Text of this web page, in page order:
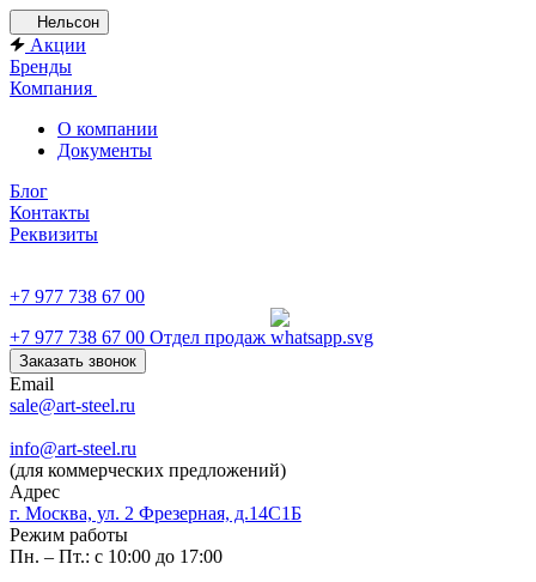
Нельсон
Акции
Бренды
Компания
О компании
Документы
Блог
Контакты
Реквизиты
+7 977 738 67 00
+7 977 738 67 00 Отдел продаж
Заказать звонок
Email
sale@art-steel.ru
info@art-steel.ru
(для коммерческих предложений)
Адрес
г. Москва, ул. 2 Фрезерная, д.14С1Б
Режим работы
Пн. – Пт.: с 10:00 до 17:00